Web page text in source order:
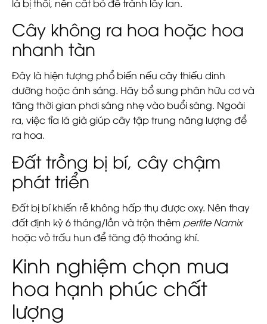
lá bị thối, nên cắt bỏ để tránh lây lan.
Cây không ra hoa hoặc hoa
nhanh tàn
Đây là hiện tượng phổ biến nếu cây thiếu dinh
dưỡng hoặc ánh sáng. Hãy bổ sung phân hữu cơ và
tăng thời gian phơi sáng nhẹ vào buổi sáng. Ngoài
ra, việc tỉa lá già giúp cây tập trung năng lượng để
ra hoa.
Đất trồng bị bí, cây chậm
phát triển
Đất bị bí khiến rễ không hấp thụ được oxy. Nên thay
đất định kỳ 6 tháng/lần và trộn thêm perlite Namix
hoặc vỏ trấu hun để tăng độ thoáng khí.
Kinh nghiệm chọn mua
hoa hạnh phúc chất
lượng